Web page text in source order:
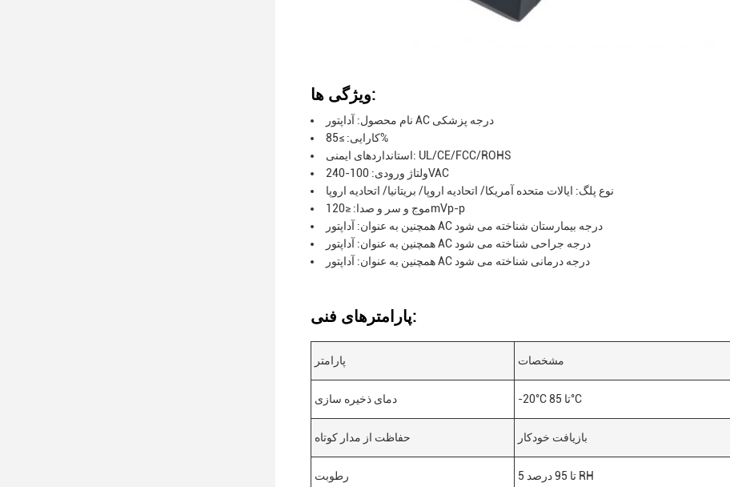
ویژگی ها:
نام محصول: آداپتور AC درجه پزشکی
کارایی: ≥85%
استانداردهای ایمنی: UL/CE/FCC/ROHS
ولتاژ ورودی: 100-240VAC
نوع پلگ: ایالات متحده آمریکا/ اتحادیه اروپا/ بریتانیا/ اتحادیه اروپا
موج و سر و صدا: ≤120mVp-p
همچنین به عنوان: آداپتور AC درجه بیمارستان شناخته می شود
همچنین به عنوان: آداپتور AC درجه جراحی شناخته می شود
همچنین به عنوان: آداپتور AC درجه درمانی شناخته می شود
پارامترهای فنی:
پارامتر مشخصات
دمای ذخیره سازی -20°C تا 85°C
حفاظت از مدار کوتاه بازیافت خودکار
رطوبت 5 تا 95 درصد RH